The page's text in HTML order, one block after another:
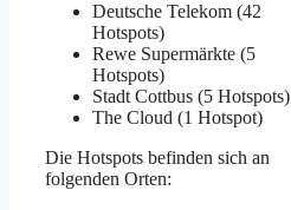
Deutsche Telekom (42
Hotspots)
Rewe Supermärkte (5
Hotspots)
Stadt Cottbus (5 Hotspots)
The Cloud (1 Hotspot)
Die Hotspots befinden sich an
folgenden Orten: